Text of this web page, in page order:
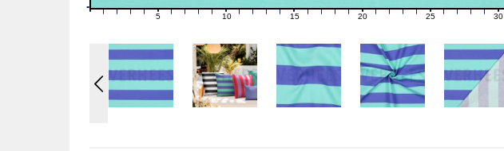
1 2 3 4 6 7 8 9 11 12 13 14 16 17 18 19 21 22 23 24 26 27 28 29